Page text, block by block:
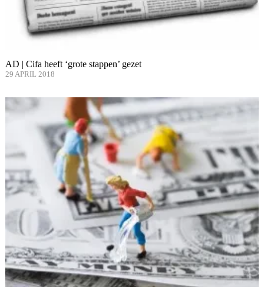
AD | Cifa heeft ‘grote stappen’ gezet
29 APRIL 2018